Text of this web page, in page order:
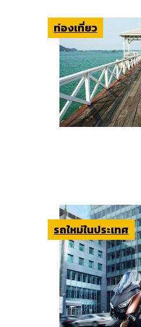
ท่องเที่ยว
รถใหม่ในประเทศ